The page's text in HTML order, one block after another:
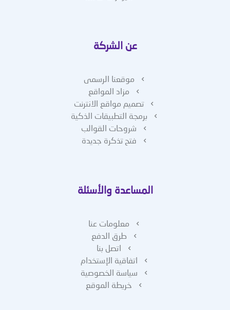
عن الشركة
موقعنا الرسمى
مزاد المواقع
تصميم مواقع الانترنت
برمجة التطبيقات الذكية
شروحات القوالب
فتح تذكرة جديدة
المساعدة والأسئلة
معلومات عنا
طرق الدفع
اتصل بنا
اتفاقية الإستخدام
سياسة الخصوصية
خريطة الموقع